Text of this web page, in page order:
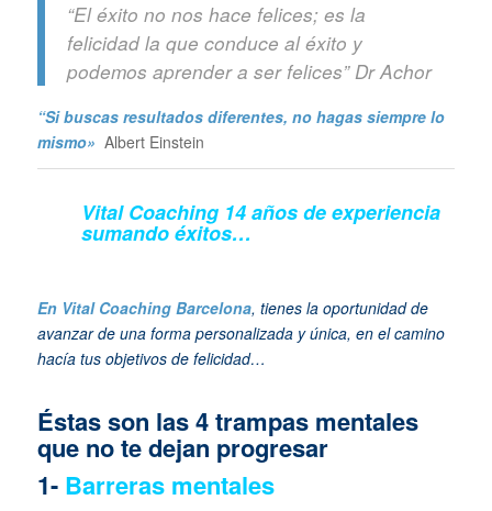
“El éxito no nos hace felices; es la
felicidad la que conduce al éxito y
podemos aprender a ser felices” Dr Achor
“Si buscas resultados diferentes, no hagas siempre lo
mismo» Albert Einstein
Vital Coaching 14 años de experiencia
sumando éxitos…
En Vital Coaching Barcelona, tienes la oportunidad de
avanzar de una forma personalizada y única, en el camino
hacía tus objetivos de felicidad…
Éstas son las 4 trampas mentales
que no te dejan progresar
1- Barreras mentales